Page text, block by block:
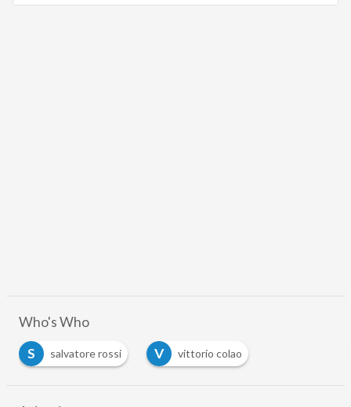
Who's Who
S
salvatore rossi V vittorio colao